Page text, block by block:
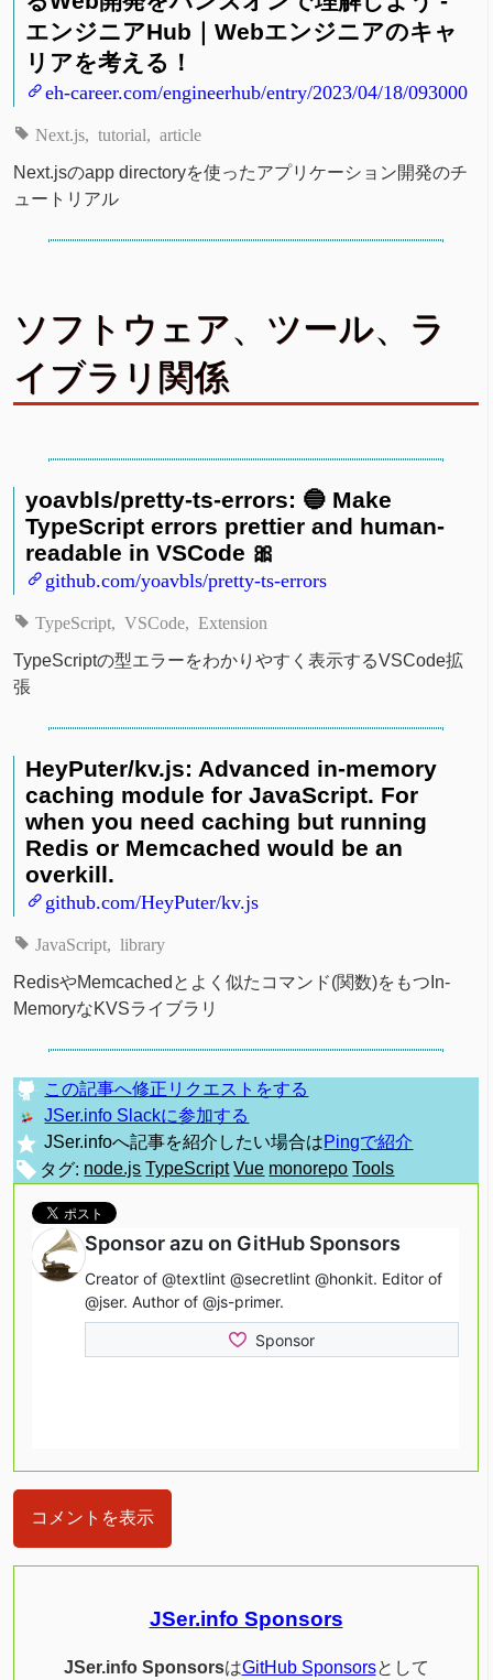
エンジニアHub｜Webエンジニアのキャ
リアを考える！
eh-career.com/engineerhub/entry/2023/04/18/093000
Next.js tutorial article
Next.jsのapp directoryを使ったアプリケーション開発のチ
ュートリアル
ソフトウェア、ツール、ラ
イブラリ関係
yoavbls/pretty-ts-errors: 🔵 Make
TypeScript errors prettier and human-
readable in VSCode 🎀
github.com/yoavbls/pretty-ts-errors
TypeScript VSCode Extension
TypeScriptの型エラーをわかりやすく表示するVSCode拡
張
HeyPuter/kv.js: Advanced in-memory
caching module for JavaScript. For
when you need caching but running
Redis or Memcached would be an
overkill.
github.com/HeyPuter/kv.js
JavaScript library
RedisやMemcachedとよく似たコマンド(関数)をもつIn-
MemoryなKVSライブラリ
この記事へ修正リクエストをする
JSer.info Slackに参加する
JSer.infoへ記事を紹介したい場合はPingで紹介
タグ: node.js TypeScript Vue monorepo Tools
コメントを表示
JSer.info Sponsors
JSer.info SponsorsはGitHub Sponsorsとして